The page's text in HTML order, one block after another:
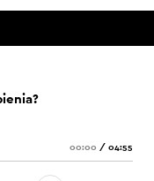
00:00 / 04:55